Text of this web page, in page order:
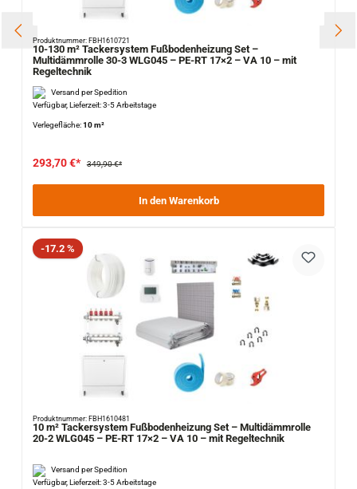
Produktnummer: FBH1610721
10-130 m² Tackersystem Fußbodenheizung Set –
Multidämmrolle 30-3 WLG045 – PE-RT 17×2 – VA 10 – mit
Regeltechnik
Versand per Spedition
Verfügbar, Lieferzeit: 3-5 Arbeitstage
Verlegefläche:10 m²
293,70 €* 349,90 €*
In den Warenkorb
Rabatt
-17.2 %
Produktnummer: FBH1610481
10 m² Tackersystem Fußbodenheizung Set – Multidämmrolle
20-2 WLG045 – PE-RT 17×2 – VA 10 – mit Regeltechnik
Versand per Spedition
Verfügbar, Lieferzeit: 3-5 Arbeitstage